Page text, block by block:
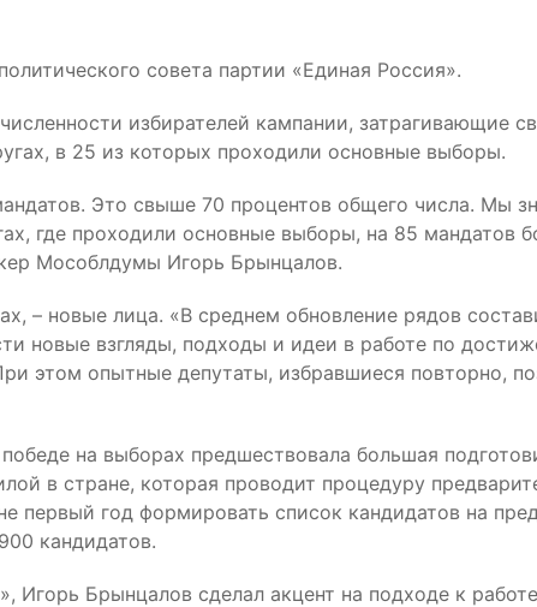
совета партии «Единая Россия».
избирателей кампании, затрагивающие
в 25 из которых проходили основные выборы.
Это свыше 70 процентов общего числа. Мы
где проходили основные выборы, на 85 мандатов
Мособлдумы Игорь Брынцалов.
– новые лица. «В среднем обновление рядов
новые взгляды, подходы и идеи в работе по
этом опытные депутаты, избравшиеся повторно,
на выборах предшествовала большая
в стране, которая проводит процедуру
первый год формировать список кандидатов на
кандидатов.
Игорь Брынцалов сделал акцент на подходе к